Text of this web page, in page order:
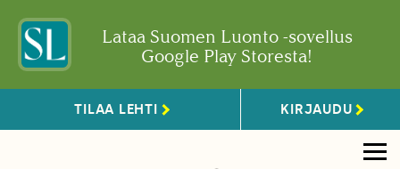
Lataa Suomen Luonto -sovellus
Google Play Storesta!
TILAA LEHTI KIRJAUDU